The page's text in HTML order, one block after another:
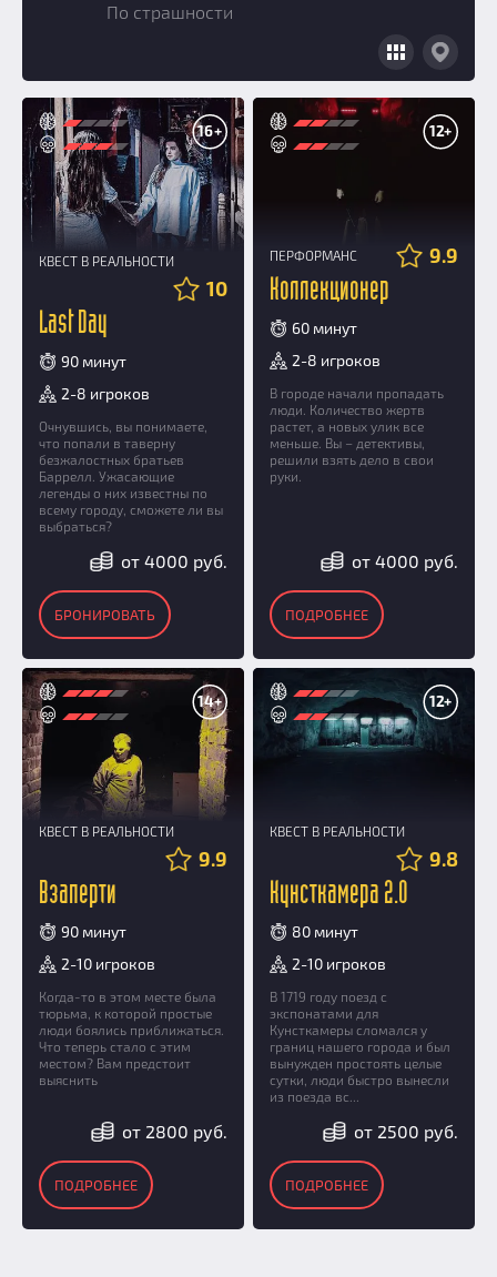
Добавить квест
По страшности
16+
КВЕСТ В РЕАЛЬНОСТИ
10
Last Day
90 минут
2-8 игроков
Очнувшись, вы понимаете,
что попали в таверну
безжалостных братьев
Баррелл. Ужасающие
легенды о них известны по
всему городу, сможете ли вы
выбраться?
от 4000 руб.
БРОНИРОВАТЬ
12+
ПЕРФОРМАНС 9.9
Коллекционер
60 минут
2-8 игроков
В городе начали пропадать
люди. Количество жертв
растет, а новых улик все
меньше. Вы – детективы,
решили взять дело в свои
руки.
от 4000 руб.
ПОДРОБНЕЕ
14+
КВЕСТ В РЕАЛЬНОСТИ
9.9
Взаперти
90 минут
2-10 игроков
Когда-то в этом месте была
тюрьма, к которой простые
люди боялись приближаться.
Что теперь стало с этим
местом? Вам предстоит
выяснить
от 2800 руб.
ПОДРОБНЕЕ
12+
КВЕСТ В РЕАЛЬНОСТИ
9.8
Кунсткамера 2.0
80 минут
2-10 игроков
В 1719 году поезд с
экспонатами для
Кунсткамеры сломался у
границ нашего города и был
вынужден простоять целые
сутки, люди быстро вынесли
из поезда вс...
от 2500 руб.
ПОДРОБНЕЕ